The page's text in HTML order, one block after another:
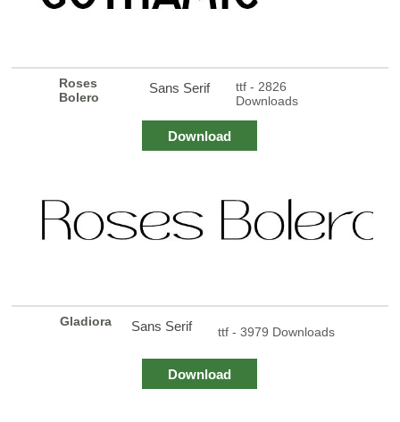
Roses
Bolero
Sans Serif
ttf - 2826
Downloads
Download
Gladiora Sans Serif ttf - 3979 Downloads
Download